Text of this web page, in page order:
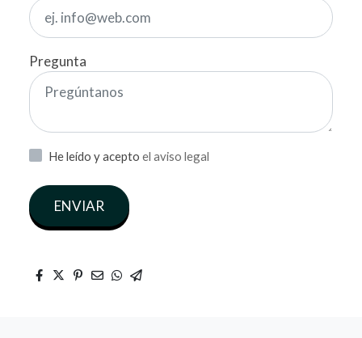
Pregunta
He leído y acepto el aviso legal
ENVIAR